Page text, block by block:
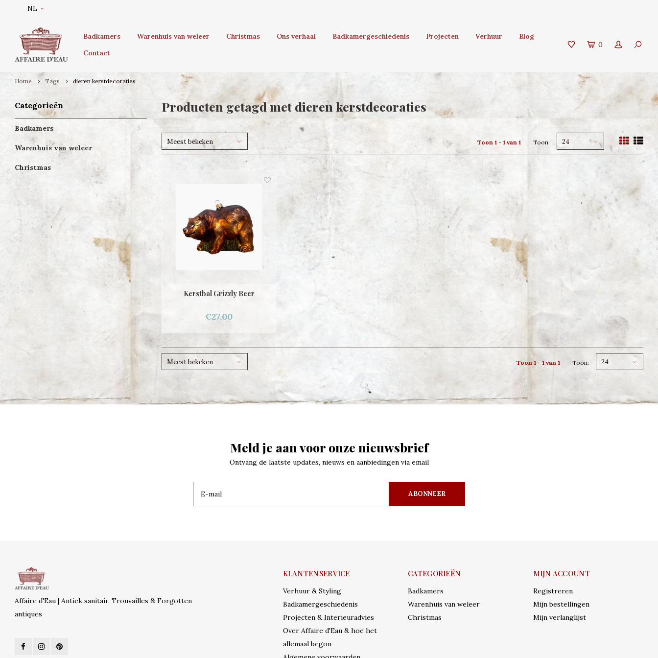
NL
Badkamers Warenhuis van weleer Christmas Ons verhaal Badkamergeschiedenis Projecten Verhuur
Blog
Contact
0
Home Tags dieren kerstdecoraties
Categorieën
Badkamers
Warenhuis van weleer
Christmas
Producten getagd met dieren kerstdecoraties
Meest bekeken Toon 1 - 1 van 1 Toon: 24
Kerstbal Grizzly Beer
€27,00
Meest bekeken Toon 1 - 1 van 1 Toon: 24
Meld je aan voor onze nieuwsbrief
Ontvang de laatste updates, nieuws en aanbiedingen via email
ABONNEER
Affaire d'Eau | Antiek sanitair, Trouvailles & Forgotten
antiques
KLANTENSERVICE
Verhuur & Styling
Badkamergeschiedenis
Projecten & Interieuradvies
Over Affaire d'Eau & hoe het
allemaal begon
CATEGORIEËN
Badkamers
Warenhuis van weleer
Christmas
MIJN ACCOUNT
Registreren
Mijn bestellingen
Mijn verlanglijst